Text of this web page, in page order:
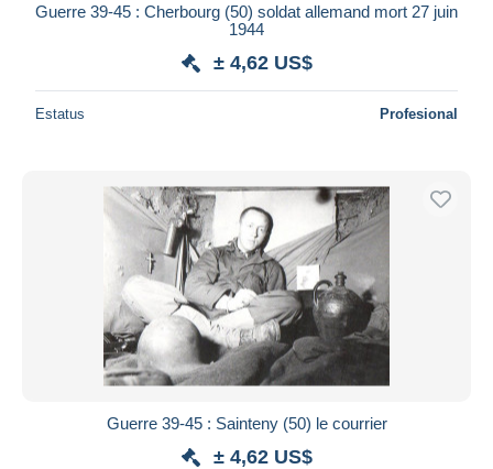
Guerre 39-45 : Cherbourg (50) soldat allemand mort 27 juin
1944
± 4,62 US$
Estatus Profesional
Guerre 39-45 : Sainteny (50) le courrier
± 4,62 US$